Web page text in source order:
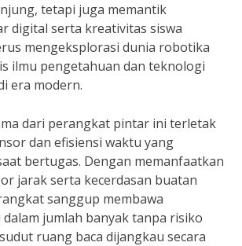
tetapi juga memantik
digital serta kreativitas siswa
mengeksplorasi dunia robotika
ilmu pengetahuan dan teknologi
era modern.
dari perangkat pintar ini terletak
dan efisiensi waktu yang
bertugas. Dengan memanfaatkan
jarak serta kecerdasan buatan
sanggup membawa
jumlah banyak tanpa risiko
ruang baca dijangkau secara